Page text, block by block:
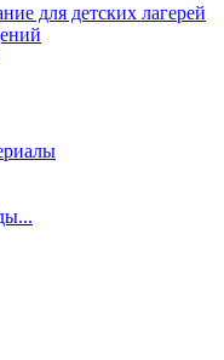
для детских лагерей